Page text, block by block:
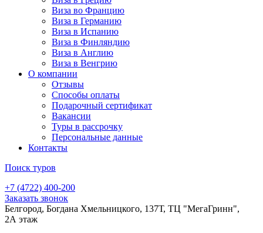
Виза во Францию
Виза в Германию
Виза в Испанию
Виза в Финляндию
Виза в Англию
Виза в Венгрию
О компании
Отзывы
Способы оплаты
Подарочный сертификат
Вакансии
Туры в рассрочку
Персональные данные
Контакты
Поиск туров
+7 (4722) 400-200
Заказать звонок
Белгород, Богдана Хмельницкого, 137Т, ТЦ "МегаГринн",
2А этаж